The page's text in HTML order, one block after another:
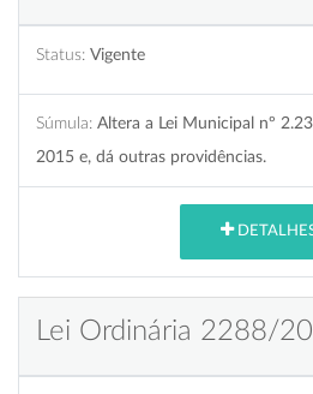
Status: Vigente
Súmula: Altera a Lei Municipal nº
2015 e, dá outras providências.
Lei Ordinária 2288/